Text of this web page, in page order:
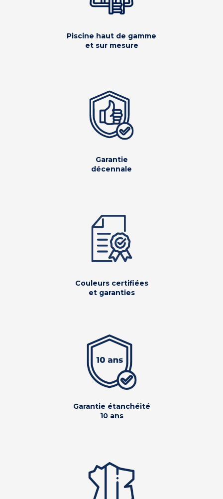
Piscine haut de gamme
et sur mesure
Garantie
décennale
Couleurs certifiées
et garanties
Garantie étanchéité
10 ans